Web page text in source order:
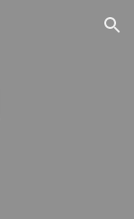
Skip to navigation